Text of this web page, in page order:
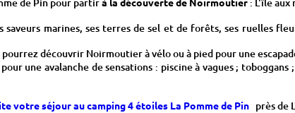
marines, ses terres de sel et de forêts, ses ruelles
découvrir Noirmoutier à vélo ou à pied pour une
pour une avalanche de sensations : piscine à vagues ;
votre séjour au camping 4 étoiles La Pomme de Pin près de